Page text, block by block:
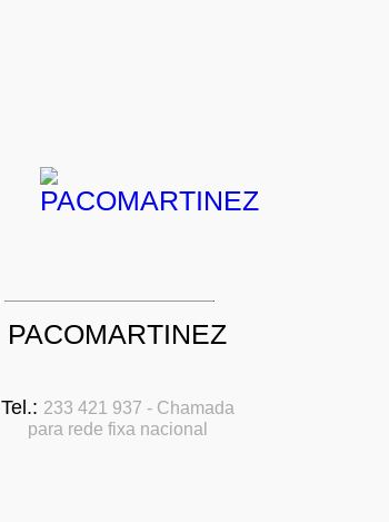
PACOMARTINEZ
Tel.: 233 421 937 - Chamada
para rede fixa nacional